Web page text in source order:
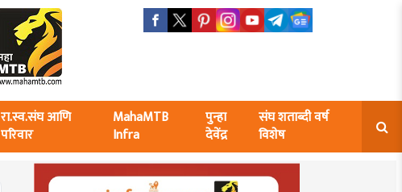
रा.स्व.संघ आणि
परिवार
MahaMTB
Infra
पुन्हा
देवेंद्र
संघ शताब्दी वर्ष
विशेष